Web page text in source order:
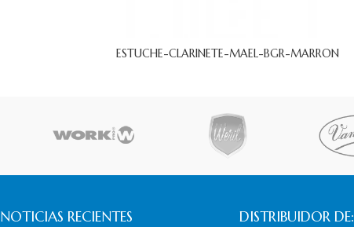
ESTUCHE-CLARINETE-MAEL-BGR-MARRON
NOTICIAS RECIENTES DISTRIBUIDOR DE: